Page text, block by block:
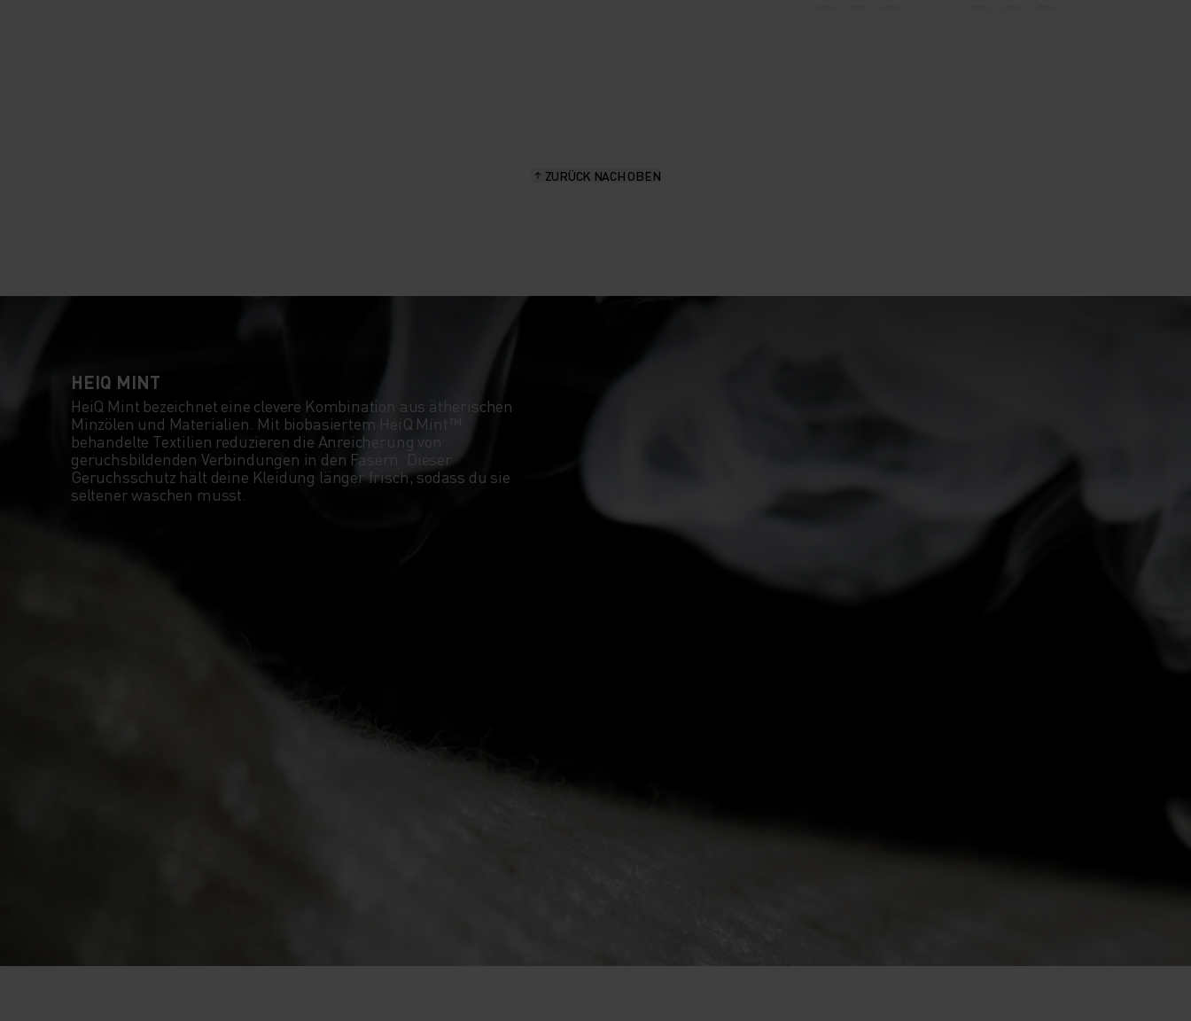
5°
-10°
-15°
-30°
5°
-10°
-30°
ZURÜCK NACH OBEN
HEIQ MINT
HeiQ Mint bezeichnet eine clevere Kombination aus ätherischen
Minzölen und Materialien. Mit biobasiertem HeiQ Mint™
behandelte Textilien reduzieren die Anreicherung von
geruchsbildenden Verbindungen in den Fasern. Dieser
Geruchsschutz hält deine Kleidung länger frisch, sodass du sie
seltener waschen musst.